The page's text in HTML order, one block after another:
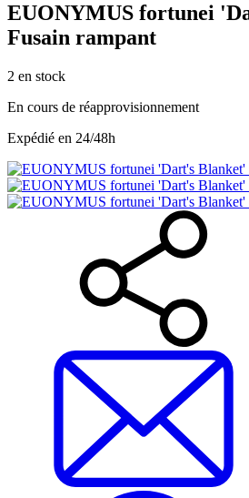
EUONYMUS fortunei
Fusain rampant
2 en stock
En cours de réapprovisionnement
Expédié en 24/48h